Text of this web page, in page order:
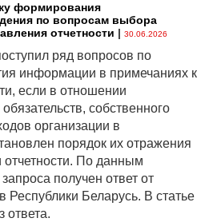
стоимость всех
инвестиции) в долевые
периода (IFRS
справедливой
периода,
прочего совокупного
суммы такого
признание
в течение отчетного
или уменьшения
формирования
по вопросам выбора
отчетности | 30.06.2026
ряд вопросов по
информации в примечаниях к
если в отношении
собственного
организации в
порядок их отражения
отчетности. По данным
получен ответ от
Республики Беларусь. В статье
ответа.